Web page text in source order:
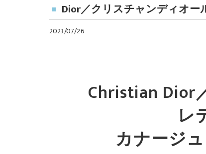
Dior／クリスチャンディオ
2023/07/26
Christian Dior
レ
カナージ